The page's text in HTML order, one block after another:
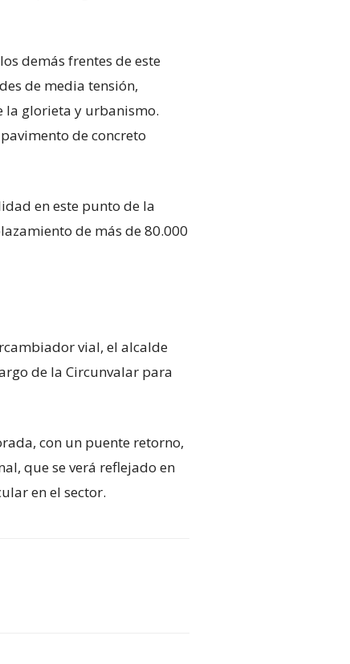
demás frentes de este
de media tensión,
la glorieta y urbanismo.
de concreto
en este punto de la
de más de 80.000
vial, el alcalde
de la Circunvalar para
con un puente retorno,
que se verá reflejado en
en el sector.